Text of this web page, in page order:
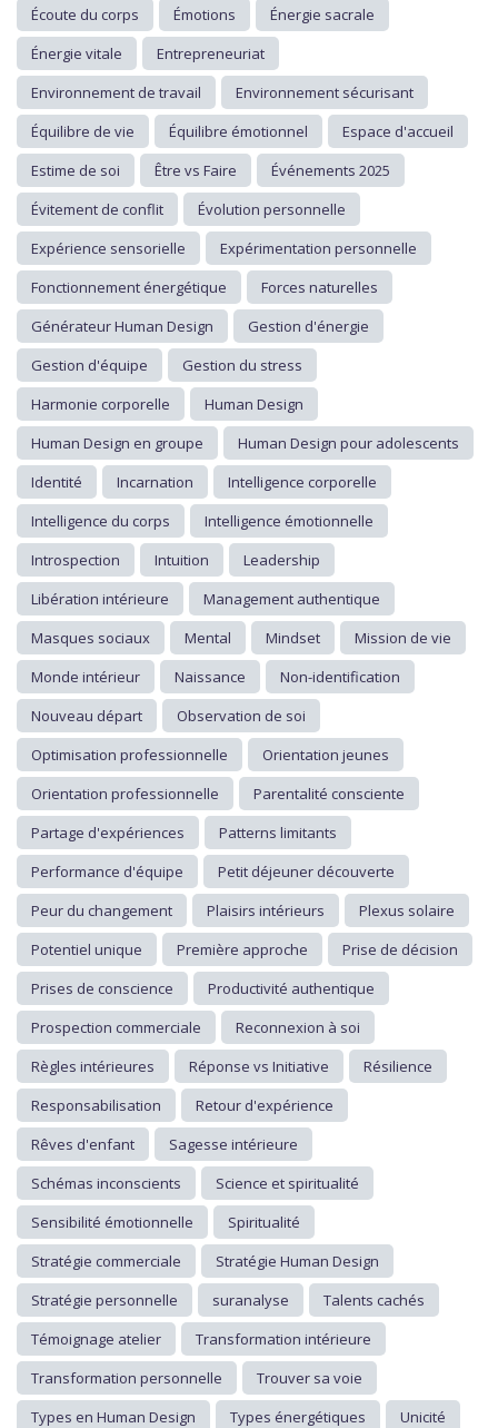
Écoute du corps
Émotions
Énergie sacrale
Énergie vitale
Entrepreneuriat
Environnement de travail
Environnement sécurisant
Équilibre de vie
Équilibre émotionnel
Espace d'accueil
Estime de soi
Être vs Faire
Événements 2025
Évitement de conflit
Évolution personnelle
Expérience sensorielle
Expérimentation personnelle
Fonctionnement énergétique
Forces naturelles
Générateur Human Design
Gestion d'énergie
Gestion d'équipe
Gestion du stress
Harmonie corporelle
Human Design
Human Design en groupe
Human Design pour adolescents
Identité
Incarnation
Intelligence corporelle
Intelligence du corps
Intelligence émotionnelle
Introspection
Intuition
Leadership
Libération intérieure
Management authentique
Masques sociaux
Mental Mindset
Mission de vie
Monde intérieur
Naissance
Non-identification
Nouveau départ
Observation de soi
Optimisation professionnelle
Orientation jeunes
Orientation professionnelle
Parentalité consciente
Partage d'expériences
Patterns limitants
Performance d'équipe
Petit déjeuner découverte
Peur du changement
Plaisirs intérieurs
Plexus solaire
Potentiel unique
Première approche
Prise de décision
Prises de conscience
Productivité authentique
Prospection commerciale
Reconnexion à soi
Règles intérieures
Réponse vs Initiative
Résilience
Responsabilisation
Retour d'expérience
Rêves d'enfant
Sagesse intérieure
Schémas inconscients
Science et spiritualité
Sensibilité émotionnelle
Spiritualité
Stratégie commerciale
Stratégie Human Design
Stratégie personnelle
suranalyse
Talents cachés
Témoignage atelier
Transformation intérieure
Transformation personnelle
Trouver sa voie
Types en Human Design
Types énergétiques
Unicité